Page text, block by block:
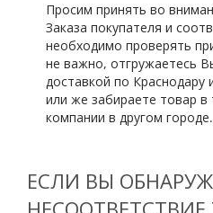
Просим принять во
Заказа покупателя и
необходимо проверять
не важно, отгружаетесь
доставкой по Краснодару
или же забираете товар в
компании в другом городе.
ЕСЛИ ВЫ